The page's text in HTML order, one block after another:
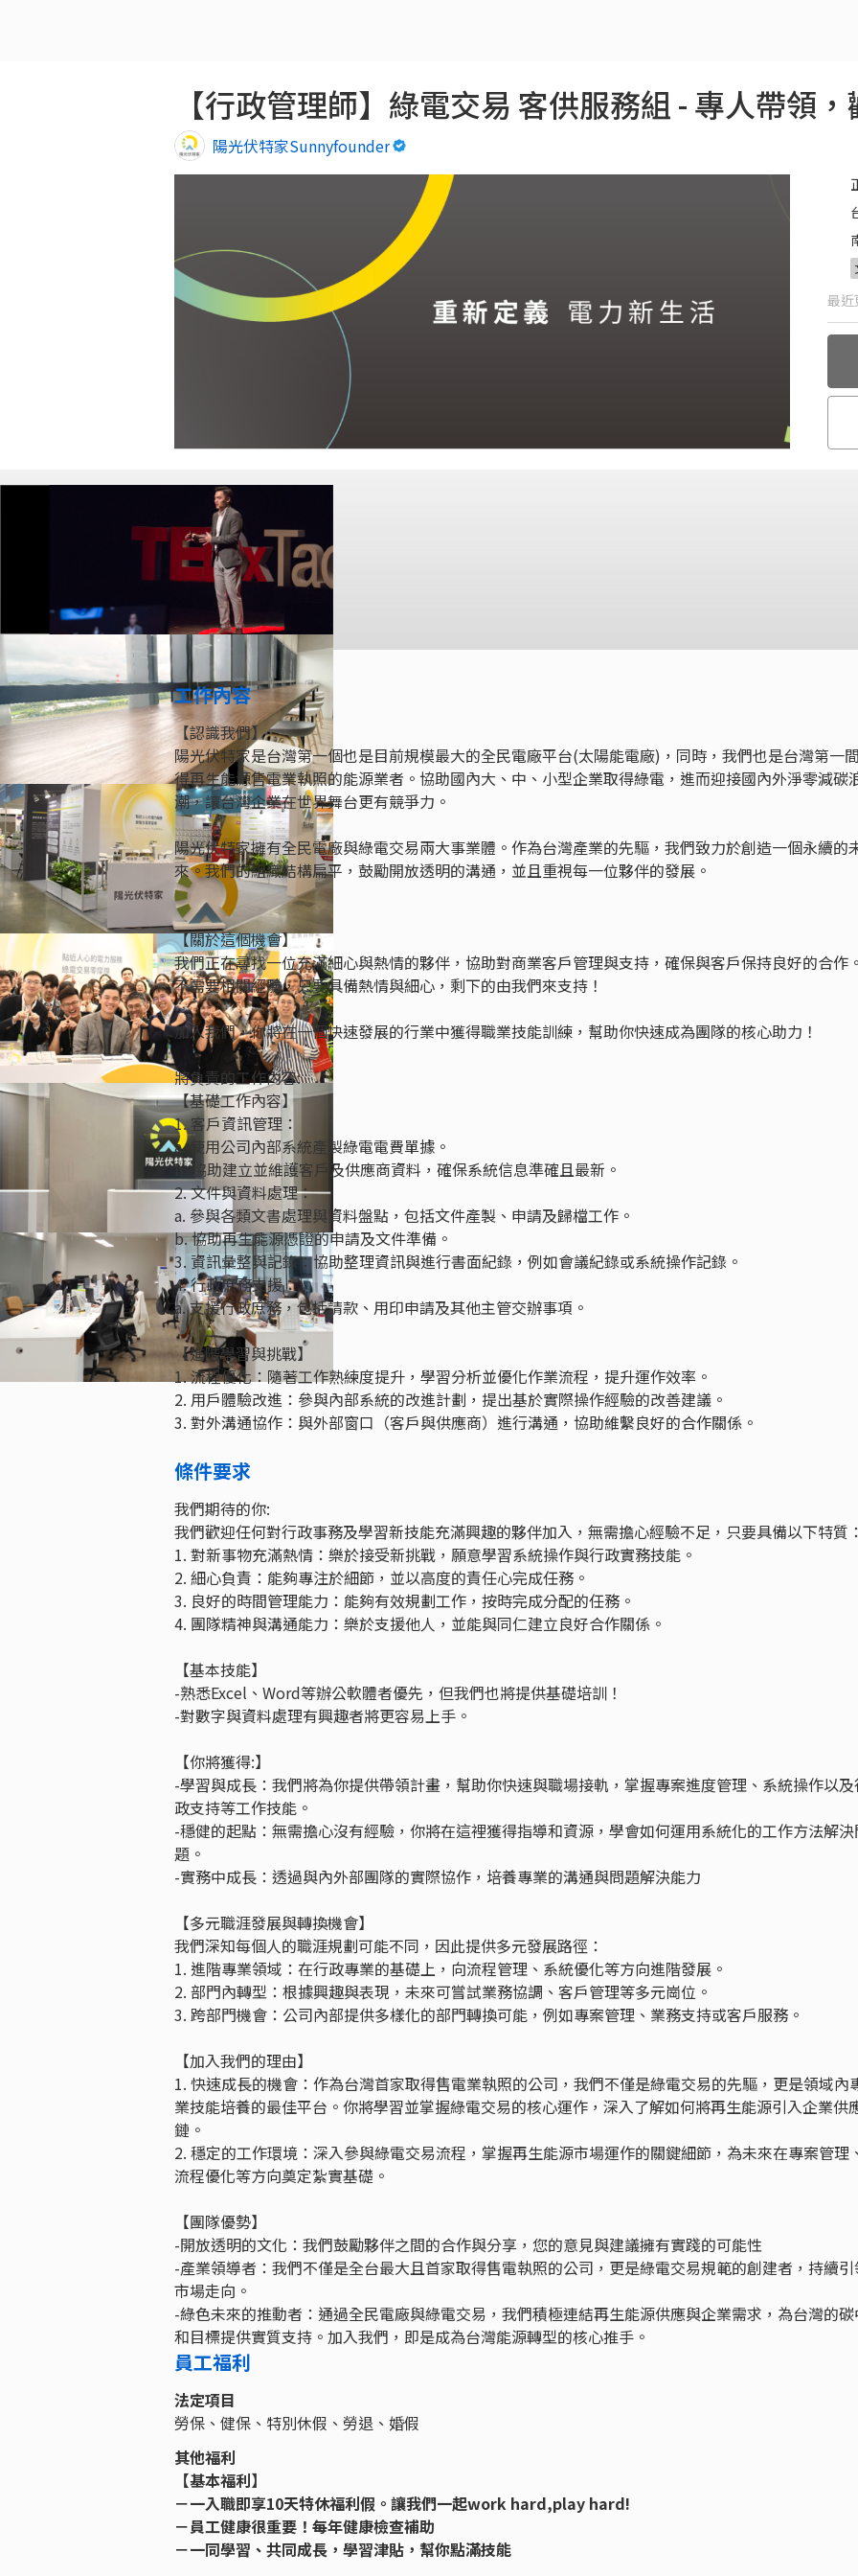
【行政管理師】綠電交易 客供服務組 - 專人帶領
陽光伏特家Sunnyfounder
最
工作內容
【認識我們】
陽光伏特家是台灣第一個也是目前規模最大的全民電廠平台(太陽能電廠)，同時，我們也是台灣第一
得再生能源售電業執照的能源業者。協助國內大、中、小型企業取得綠電，進而迎接國內外淨零減碳
潮，讓台灣企業在世界舞台更有競爭力。
陽光伏特家擁有全民電廠與綠電交易兩大事業體。作為台灣產業的先驅，我們致力於創造一個永續的
來。我們的組織結構扁平，鼓勵開放透明的溝通，並且重視每一位夥伴的發展。
【關於這個機會】
我們正在尋找一位充滿細心與熱情的夥伴，協助對商業客戶管理與支持，確保與客戶保持良好的合作
不需要相關經驗，只要具備熱情與細心，剩下的由我們來支持！
加入我們，你將在一個快速發展的行業中獲得職業技能訓練，幫助你快速成為團隊的核心助力！
將負責的工作內容:
【基礎工作內容】
1. 客戶資訊管理：
a. 使用公司內部系統產製綠電電費單據。
b. 協助建立並維護客戶及供應商資料，確保系統信息準確且最新。
2. 文件與資料處理：
a. 參與各類文書處理與資料盤點，包括文件產製、申請及歸檔工作。
b. 協助再生能源憑證的申請及文件準備。
3. 資訊彙整與記錄：協助整理資訊與進行書面紀錄，例如會議紀錄或系統操作記錄。
4. 行政庶務支援：
a. 支援行政庶務，包括請款、用印申請及其他主管交辦事項。
【進階學習與挑戰】
1. 流程優化：隨著工作熟練度提升，學習分析並優化作業流程，提升運作效率。
2. 用戶體驗改進：參與內部系統的改進計劃，提出基於實際操作經驗的改善建議。
3. 對外溝通協作：與外部窗口（客戶與供應商）進行溝通，協助維繫良好的合作關係。
條件要求
我們期待的你:
我們歡迎任何對行政事務及學習新技能充滿興趣的夥伴加入，無需擔心經驗不足，只要具備以下特質
1. 對新事物充滿熱情：樂於接受新挑戰，願意學習系統操作與行政實務技能。
2. 細心負責：能夠專注於細節，並以高度的責任心完成任務。
3. 良好的時間管理能力：能夠有效規劃工作，按時完成分配的任務。
4. 團隊精神與溝通能力：樂於支援他人，並能與同仁建立良好合作關係。
【基本技能】
-熟悉Excel、Word等辦公軟體者優先，但我們也將提供基礎培訓！
-對數字與資料處理有興趣者將更容易上手。
【你將獲得:】
-學習與成長：我們將為你提供帶領計畫，幫助你快速與職場接軌，掌握專案進度管理、系統操作以
政支持等工作技能。
-穩健的起點：無需擔心沒有經驗，你將在這裡獲得指導和資源，學會如何運用系統化的工作方法解
題。
-實務中成長：透過與內外部團隊的實際協作，培養專業的溝通與問題解決能力
【多元職涯發展與轉換機會】
我們深知每個人的職涯規劃可能不同，因此提供多元發展路徑：
1. 進階專業領域：在行政專業的基礎上，向流程管理、系統優化等方向進階發展。
2. 部門內轉型：根據興趣與表現，未來可嘗試業務協調、客戶管理等多元崗位。
3. 跨部門機會：公司內部提供多樣化的部門轉換可能，例如專案管理、業務支持或客戶服務。
【加入我們的理由】
1. 快速成長的機會：作為台灣首家取得售電業執照的公司，我們不僅是綠電交易的先驅，更是領域內
業技能培養的最佳平台。你將學習並掌握綠電交易的核心運作，深入了解如何將再生能源引入企業供
鏈。
2. 穩定的工作環境：深入參與綠電交易流程，掌握再生能源市場運作的關鍵細節，為未來在專案管理
流程優化等方向奠定紮實基礎。
【團隊優勢】
-開放透明的文化：我們鼓勵夥伴之間的合作與分享，您的意見與建議擁有實踐的可能性
-產業領導者：我們不僅是全台最大且首家取得售電執照的公司，更是綠電交易規範的創建者，持續
市場走向。
-綠色未來的推動者：通過全民電廠與綠電交易，我們積極連結再生能源供應與企業需求，為台灣的
和目標提供實質支持。加入我們，即是成為台灣能源轉型的核心推手。
員工福利
法定項目
勞保、健保、特別休假、勞退、婚假
其他福利
【基本福利】
－一入職即享10天特休福利假。讓我們一起work hard,play hard!
－員工健康很重要！每年健康檢查補助
－一同學習、共同成長，學習津貼，幫你點滿技能